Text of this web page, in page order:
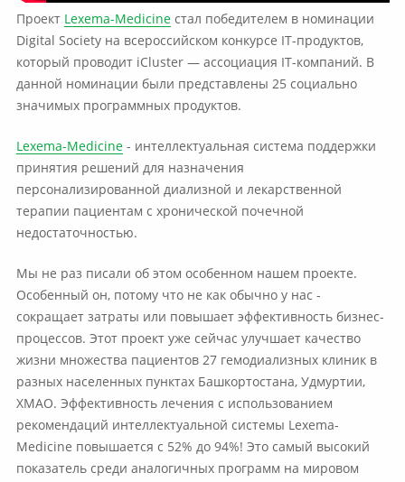
Проект Lexema-Medicineстал победителем в номинации
Digital Society на всероссийском конкурсе IT-продуктов,
который проводит iCluster — ассоциация IT-компаний. В
данной номинации были представлены 25 социально
значимых программных продуктов.
Lexema-Medicine- интеллектуальная система поддержки
принятия решений для назначения
персонализированной диализной и лекарственной
терапии пациентам с хронической почечной
недостаточностью.
Мы не раз писали об этом особенном нашем проекте.
Особенный он, потому что не как обычно у нас -
сокращает затраты или повышает эффективность бизнес-
процессов. Этот проект уже сейчас улучшает качество
жизни множества пациентов 27 гемодиализных клиник в
разных населенных пунктах Башкортостана, Удмуртии,
ХМАО. Эффективность лечения с использованием
рекомендаций интеллектуальной системы Lexema-
Medicine повышается с 52% до 94%! Это самый высокий
показатель среди аналогичных программ на мировом